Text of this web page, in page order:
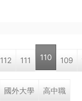
112 111 110 109
國外大學 高中職